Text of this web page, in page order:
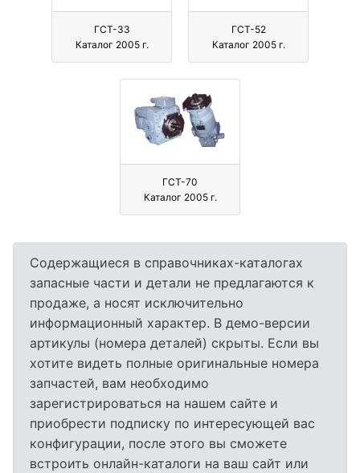
ГСТ-33
Каталог 2005 г.
ГСТ-52
Каталог 2005 г.
ГСТ-70
Каталог 2005 г.
Содержащиеся в справочниках-каталогах
запасные части и детали не предлагаются к
продаже, а носят исключительно
информационный характер. В демо-версии
артикулы (номера деталей) скрыты. Если вы
хотите видеть полные оригинальные номера
запчастей, вам необходимо
зарегистрироваться на нашем сайте и
приобрести подписку по интересующей вас
конфигурации, после этого вы сможете
встроить онлайн-каталоги на ваш сайт или